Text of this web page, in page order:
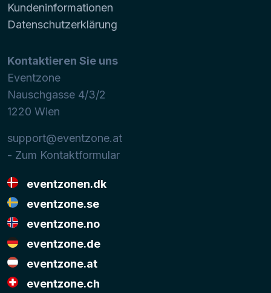
Kundeninformationen
Datenschutzerklärung
Kontaktieren Sie uns
Eventzone
Nauschgasse 4/3/2
1220 Wien
support@eventzone.at
- Zum Kontaktformular
eventzonen.dk
eventzone.se
eventzone.no
eventzone.de
eventzone.at
eventzone.ch